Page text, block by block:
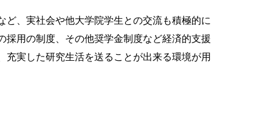
、実社会や他大学院学生との交流も積極的に
用の制度、その他奨学金制度など経済的支援
実した研究生活を送ることが出来る環境が用